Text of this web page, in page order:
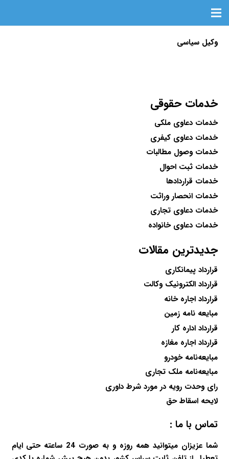
وکیل سیاسی
خدمات حقوقی
خدمات دعاوی ملکی
خدمات دعاوی کیفری
خدمات وصول مطالبات
خدمات ثبت احوال
خدمات قراردادها
خدمات انحصار وراثت
خدمات دعاوی تجاری
خدمات دعاوی خانواده
جدیدترین مقالات
قرارداد پیمانکاری
قرارداد الکترونیک وکالت
قرارداد اجاره خانه
مبایعه نامه زمین
قرارداد اداره کار
قرارداد اجاره مغازه
مبایعه‌نامه خودرو
مبایعه‌نامه ملک تجاری
رای وحدت رویه در مورد شرط داوری
لایحه اسقاط حق
تماس با ما :
شما عزیزان میتوانید همه روزه و به صورت 24 ساعته حتی ایام